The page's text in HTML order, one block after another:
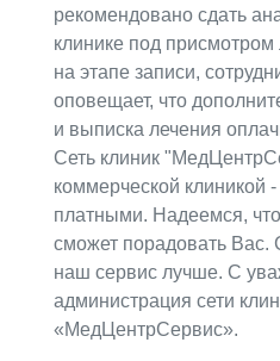
рекомендовано сдать
клинике под
на этапе записи,
оповещает, что
и выписка лечения
Сеть клиник
коммерческой клиникой
платными. Надеемся,
сможет порадовать Вас.
наш сервис лучше. С
администрация сети
«МедЦентрСервис».